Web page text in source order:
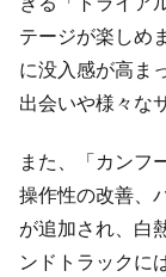
テージが楽しめ
に没入感が高ま
出会いや様々な
また、「カンフ
操作性の改善、
が追加され、白
ンドトラックに